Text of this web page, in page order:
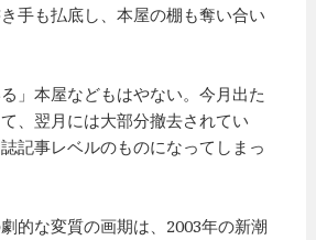
手も払底し、本屋の棚も奪い合い
」本屋などもはやない。今月出た
、翌月には大部分撤去されてい
記事レベルのものになってしまっ
的な変質の画期は、2003年の新潮